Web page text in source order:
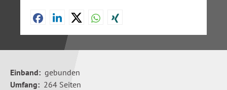
Einband: gebunden
Umfang: 264 Seiten